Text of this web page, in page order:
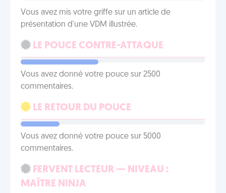
Vous avez mis votre griffe sur un article de
présentation d'une VDM illustrée.
LE POUCE CONTRE-ATTAQUE
Vous avez donné votre pouce sur 2500
commentaires.
LE RETOUR DU POUCE
Vous avez donné votre pouce sur 5000
commentaires.
FERVENT LECTEUR — NIVEAU :
MAÎTRE NINJA